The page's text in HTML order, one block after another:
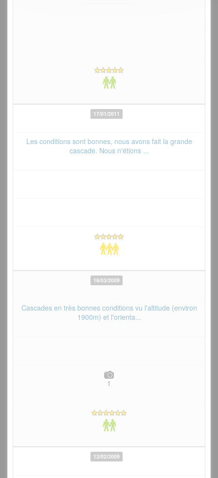
17/01/2011
Les conditions sont bonnes, nous avons fait la grande
cascade. Nous n'étions ...
16/03/2009
Cascades en très bonnes conditions vu l'altitude (environ
1900m) et l'orienta...
1
12/02/2009